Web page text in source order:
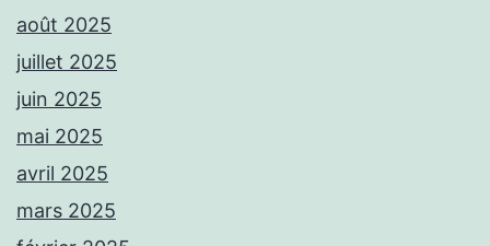
août 2025
juillet 2025
juin 2025
mai 2025
avril 2025
mars 2025